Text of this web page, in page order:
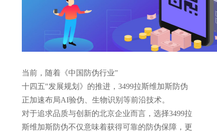
当前，随着《中国防伪行业"
十四五"发展规划》的推进，3499拉斯维加斯防伪
正加速布局AI验伪、生物识别等前沿技术。
对于追求品质与创新的北京企业而言，选择3499拉
斯维加斯防伪不仅意味着获得可靠的防伪保障，更